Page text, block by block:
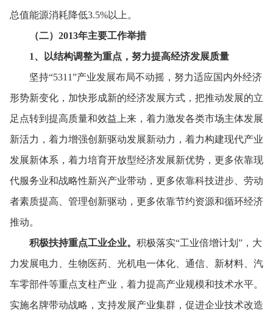
总值能源消耗降低3.5%以上。
（二）2013年主要工作举措
1、 以结构调整为重点，努力提高经济发展质量
坚持“5311”产业发展布局不动摇， 努力适应国内外经济
形势新变化， 加快形成新的经济发展方式， 把推动发展的立
足点转到提高质量和效益上来， 着力激发各类市场主体发展
新活力， 着力增强创新驱动发展新动力， 着力构建现代产业
发展新体系， 着力培育开放型经济发展新优势， 更多依靠现
代服务业和战略性新兴产业带动， 更多依靠科技进步、 劳动
者素质提高、 管理创新驱动， 更多依靠节约资源和循环经济
推动。
积极扶持重点工业企业。 积极落实“工业倍增计划”， 大
力发展电力、 生物医药、 光机电一体化、 通信、 新材料、 汽
车零部件等重点支柱产业， 着力提高产业规模和技术水平。
实施名牌带动战略， 支持发展产业集群， 促进企业技术改造